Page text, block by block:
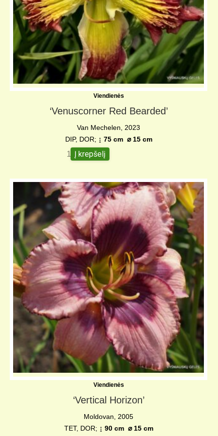
Viendienės
‘Venuscorner Red Bearded’
Van Mechelen, 2023
DIP, DOR; ↨ 75 cm ⌀15 cm
140,00€
Į krepšelį
Viendienės
‘Vertical Horizon’
Moldovan, 2005
TET, DOR; ↨ 90 cm ⌀15 cm